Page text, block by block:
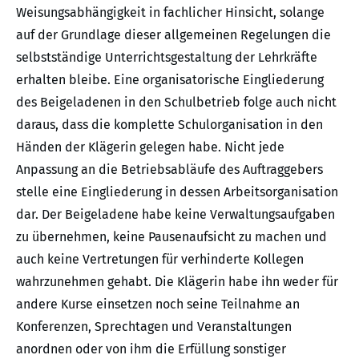
Weisungsabhängigkeit in fachlicher Hinsicht, solange
auf der Grundlage dieser allgemeinen Regelungen die
selbstständige Unterrichtsgestaltung der Lehrkräfte
erhalten bleibe. Eine organisatorische Eingliederung
des Beigeladenen in den Schulbetrieb folge auch nicht
daraus, dass die komplette Schulorganisation in den
Händen der Klägerin gelegen habe. Nicht jede
Anpassung an die Betriebsabläufe des Auftraggebers
stelle eine Eingliederung in dessen Arbeitsorganisation
dar. Der Beigeladene habe keine Verwaltungsaufgaben
zu übernehmen, keine Pausenaufsicht zu machen und
auch keine Vertretungen für verhinderte Kollegen
wahrzunehmen gehabt. Die Klägerin habe ihn weder für
andere Kurse einsetzen noch seine Teilnahme an
Konferenzen, Sprechtagen und Veranstaltungen
anordnen oder von ihm die Erfüllung sonstiger